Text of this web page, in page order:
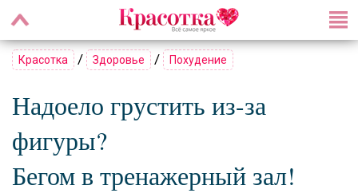
Красотка / Здоровье / Похудение
Надоело грустить из-за
фигуры?
Бегом в тренажерный зал!